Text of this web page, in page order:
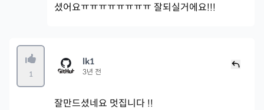
셨어요ㅠㅠㅠㅠㅠㅠㅠㅠ 잘되실거에요!!!
1
lk1
3년 전
잘만드셨네요 멋집니다 !!